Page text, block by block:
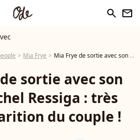
search newsletter
Mia Frye Mia Frye de sortie avec son mari Michel Ressiga : très rare apparition du couple !
sortie avec son
Ressiga : très
du couple !